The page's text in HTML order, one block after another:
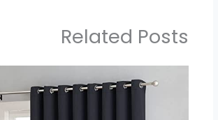
Related Posts